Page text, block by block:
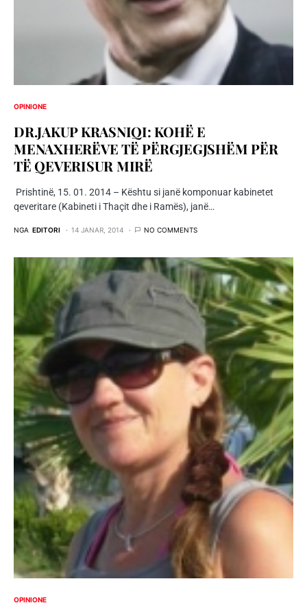
OPINIONE
DR.JAKUP KRASNIQI: KOHË E
MENAXHERËVE TË PËRGJEGJSHËM PËR
TË QEVERISUR MIRË
Prishtinë, 15. 01. 2014 – Kështu si janë komponuar kabinetet
qeveritare (Kabineti i Thaçit dhe i Ramës), janë…
NGA EDITORI 14 JANAR, 2014 NO COMMENTS
OPINIONE